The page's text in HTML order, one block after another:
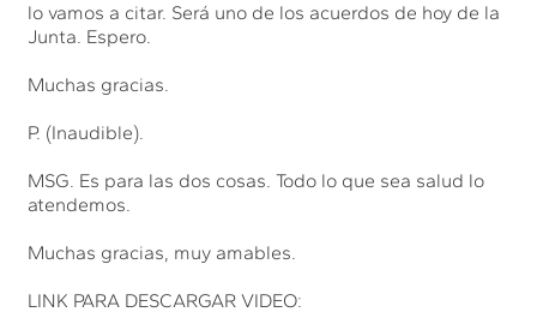
lo vamos a citar. Será uno de los acuerdos de hoy de la
Junta. Espero.
Muchas gracias.
P. (Inaudible).
MSG. Es para las dos cosas. Todo lo que sea salud lo
atendemos.
Muchas gracias, muy amables.
LINK PARA DESCARGAR VIDEO: